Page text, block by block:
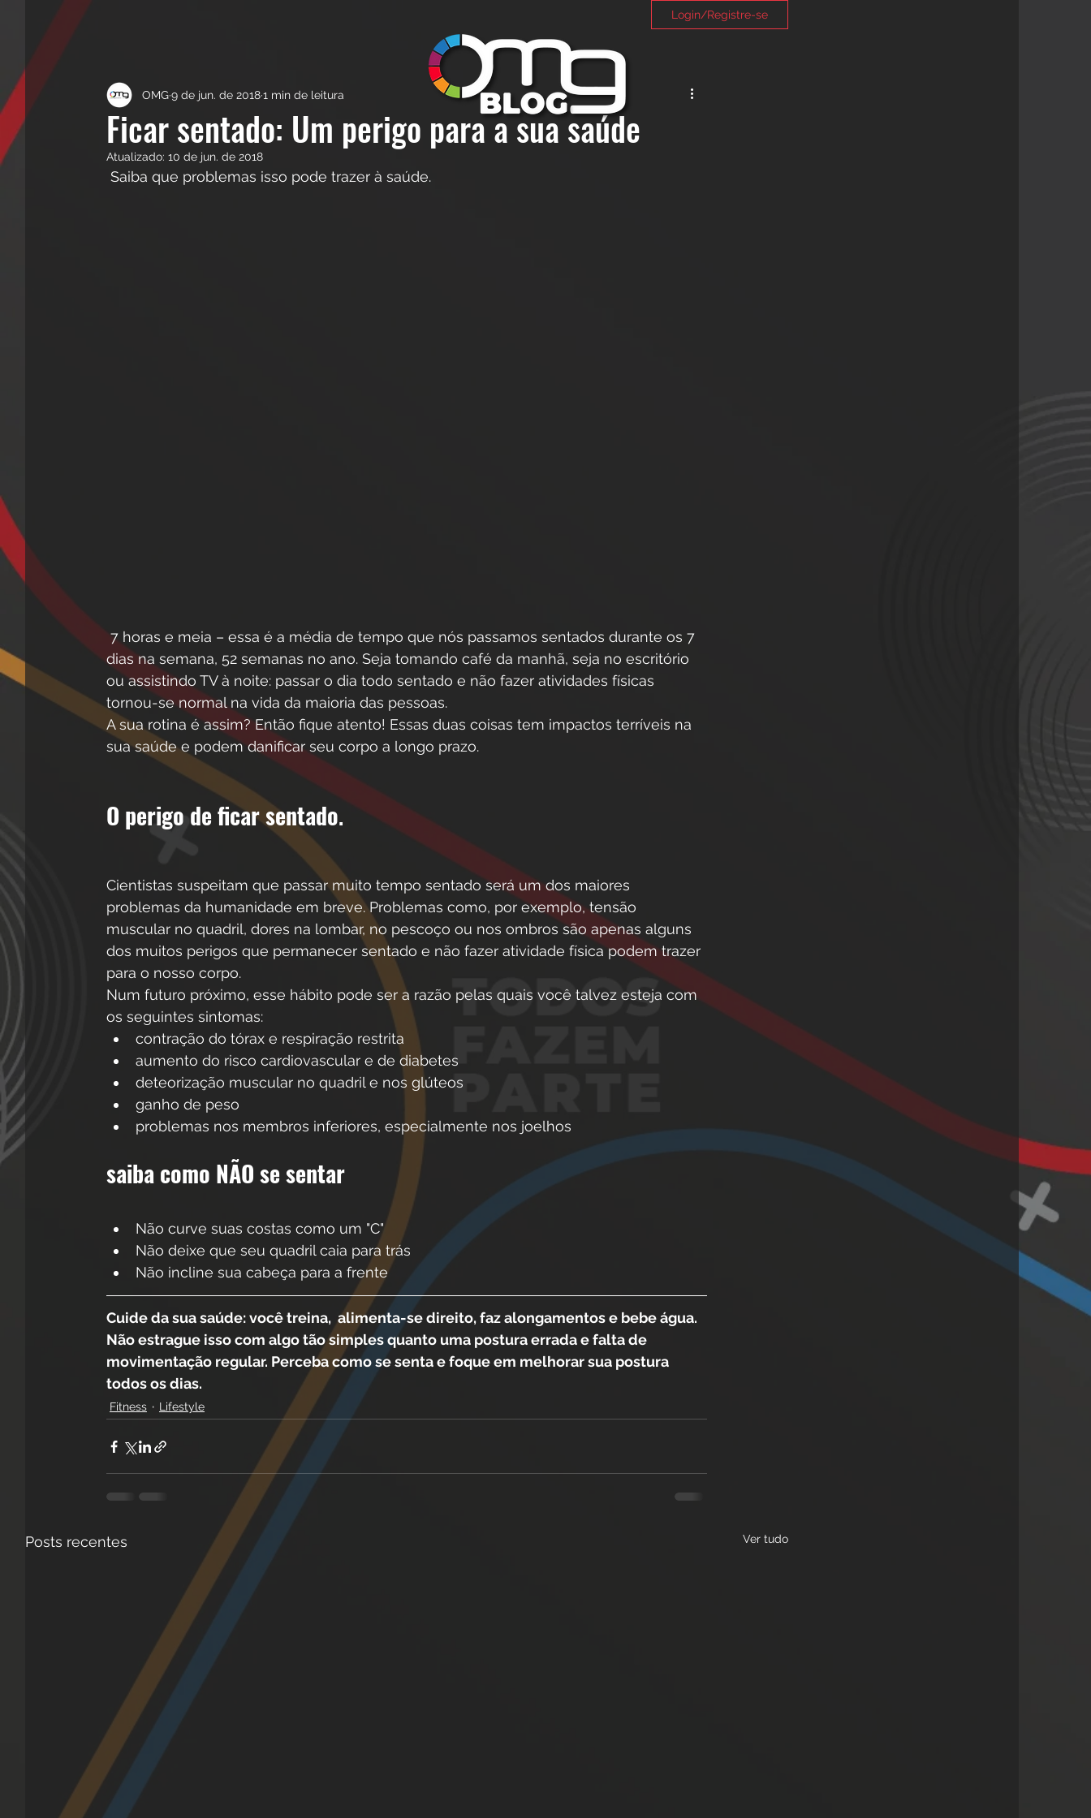
Login/Registre-se
Ficar sentado: Um perigo para a sua saúde
OMG9 de jun. de 20181 min de leitura
Atualizado: 10 de jun. de 2018
Saiba que problemas isso pode trazer à saúde.
7 horas e meia – essa é a média de tempo que nós passamos sentados durante os 7
dias na semana, 52 semanas no ano. Seja tomando café da manhã, seja no escritório
ou assistindo TV à noite: passar o dia todo sentado e não fazer atividades físicas
tornou-se normal na vida da maioria das pessoas.
A sua rotina é assim? Então fique atento! Essas duas coisas tem impactos terríveis na
sua saúde e podem danificar seu corpo a longo prazo.
O perigo de ficar sentado.
Cientistas suspeitam que passar muito tempo sentado será um dos maiores
problemas da humanidade em breve. Problemas como, por exemplo, tensão
muscular no quadril, dores na lombar, no pescoço ou nos ombros são apenas alguns
dos muitos perigos que permanecer sentado e não fazer atividade física podem trazer
para o nosso corpo.
Num futuro próximo, esse hábito pode ser a razão pelas quais você talvez esteja com
os seguintes sintomas:
contração do tórax e respiração restrita
aumento do risco cardiovascular e de diabetes
deteorização muscular no quadril e nos glúteos
ganho de peso
problemas nos membros inferiores, especialmente nos joelhos
saiba como NÃO se sentar
Não curve suas costas como um "C"
Não deixe que seu quadril caia para trás
Não incline sua cabeça para a frente
Cuide da sua saúde: você treina,  alimenta-se direito, faz alongamentos e bebe água.
Não estrague isso com algo tão simples quanto uma postura errada e falta de
movimentação regular. Perceba como se senta e foque em melhorar sua postura
todos os dias.
Fitness Lifestyle
Posts recentes Ver tudo